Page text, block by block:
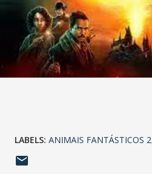
LABELS: ANIMAIS FANTÁSTICOS 2